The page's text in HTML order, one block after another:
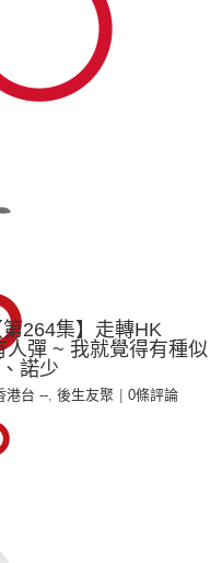
264集】走轉HK
彈 ~ 我就覺得有種似
諾少
港台 --, 後生友聚 0條評論